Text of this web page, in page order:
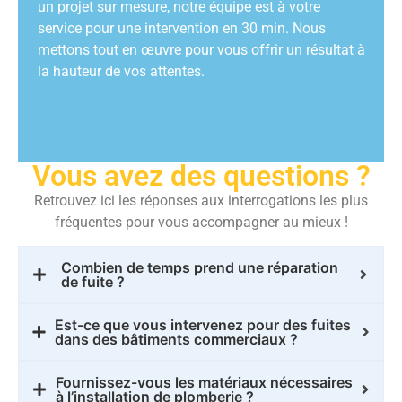
un projet sur mesure, notre équipe est à votre
service pour une intervention en 30 min. Nous
mettons tout en œuvre pour vous offrir un résultat à
la hauteur de vos attentes.
Vous avez des questions ?
Retrouvez ici les réponses aux interrogations les plus
fréquentes pour vous accompagner au mieux !
Combien de temps prend une réparation
de fuite ?
Est-ce que vous intervenez pour des fuites
dans des bâtiments commerciaux ?
Fournissez-vous les matériaux nécessaires
à l’installation de plomberie ?